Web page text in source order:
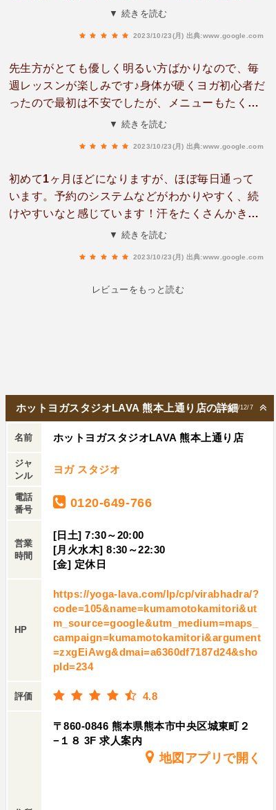
き、また、スタッフの方々も親切丁寧でとても満
▼ 続きを読む
2023/10/23(月) 出典:www.google.com
先生方がとても優しく明るい方ばかりなので、毎
週レッスンが楽しみです♪身体が硬くヨガ初心者だ
ったので最初は不安でしたが、メニューもたくさ
んあるので自分にあったレッスンで毎回1時間が
▼ 続きを読む
2023/10/23(月) 出典:www.google.com
初めて1ヶ月ほどになりますが、ほぼ毎日通って
います。予約のシステムなどがわかりやすく、続
けやすいなと感じています！汗をたくさんかきな
がらヨガができるため、足や腕が細くなったと家
▼ 続きを読む
2023/10/23(月) 出典:www.google.com
レビューをもっと読む
2025/12/7
ホットヨガスタジオLAVA 熊本上通り店の詳細
名前 ホットヨガスタジオLAVA 熊本上通り店
ジャ
ンル
ヨガ スタジオ
電話
番号
0120-649-766
営業
時間
[日土] 7:30～20:00
[月火水木] 8:30～22:30
[金] 定休日
HP
https://yoga-lava.com/lp/cp/virabhadra/?
code=105&name=kumamotokamitori&ut
m_source=google&utm_medium=maps_
campaign=kumamotokamitori&argument
=zxgEiAwg&dmai=a6360df7187d24&sho
pId=234
評価 4.8
〒860-0846 熊本県熊本市中央区城東町２
−１８ 3F 求人案内
地図アプリで開く